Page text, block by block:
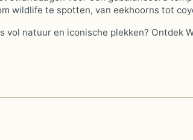
wildlife te spotten, van eekhoorns tot
vol natuur en iconische plekken? Ontdek